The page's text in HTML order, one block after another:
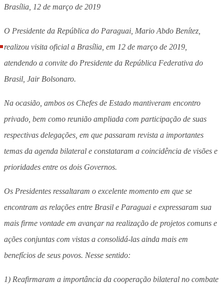
Brasília, 12 de março de 2019
O Presidente da República do Paraguai, Mario Abdo Benítez,
realizou visita oficial a Brasília, em 12 de março de 2019,
atendendo a convite do Presidente da República Federativa do
Brasil, Jair Bolsonaro.
Na ocasião, ambos os Chefes de Estado mantiveram encontro
privado, bem como reunião ampliada com participação de suas
respectivas delegações, em que passaram revista a importantes
temas da agenda bilateral e constataram a coincidência de visões e
prioridades entre os dois Governos.
Os Presidentes ressaltaram o excelente momento em que se
encontram as relações entre Brasil e Paraguai e expressaram sua
mais firme vontade em avançar na realização de projetos comuns e
ações conjuntas com vistas a consolidá-las ainda mais em
benefícios de seus povos. Nesse sentido:
1) Reafirmaram a importância da cooperação bilateral no combate